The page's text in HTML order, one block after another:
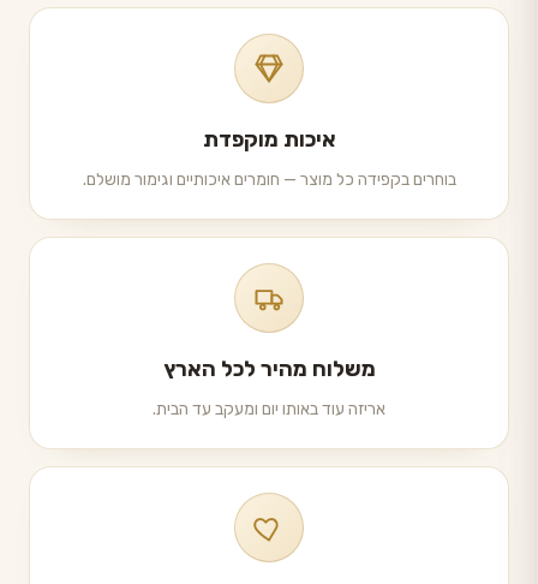
איכות מוקפדת
בוחרים בקפידה כל מוצר — חומרים איכותיים וגימור מושלם.
משלוח מהיר לכל הארץ
אריזה עוד באותו יום ומעקב עד הבית.